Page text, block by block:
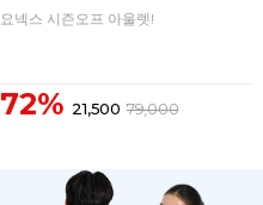
요넥스 시즌오프 아울렛!
72% 21,500 79,000